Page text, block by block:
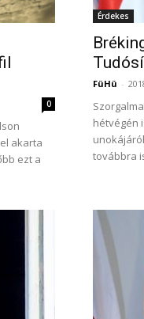
0
akarta
ezt a
Érdekes
FüHü -
hétvégén
továbbra